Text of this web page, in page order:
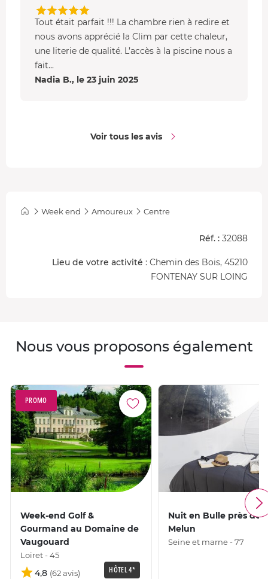
Tout était parfait !!! La chambre rien à redire et
nous avons apprécié la Clim par cette chaleur,
une literie de qualité. L’accès à la piscine nous a
fait...
Nadia B., le 23 juin 2025
Voir tous les avis
Week end Amoureux Centre
Réf. : 32088
Lieu de votre activité : Chemin des Bois, 45210
FONTENAY SUR LOING
Nous vous proposons également
PROMO
Week-end Golf &
Gourmand au Domaine de
Vaugouard
Loiret - 45
4,8 HÔTEL 4*
Nuit en Bulle près de
Melun
Seine et marne - 77